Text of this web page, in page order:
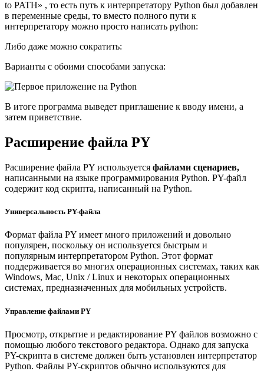
to PATH» , то есть путь к интерпретатору Python был добавлен
в переменные среды, то вместо полного пути к
интерпретатору можно просто написать python:
Либо даже можно сократить:
Варианты с обоими способами запуска:
В итоге программа выведет приглашение к вводу имени, а
затем приветствие.
Расширение файла PY
Расширение файла PY используется файлами сценариев,
написанными на языке программирования Python. PY-файл
содержит код скрипта, написанный на Python.
Универсальность PY-файла
Формат файла PY имеет много приложений и довольно
популярен, поскольку он используется быстрым и
популярным интерпретатором Python. Этот формат
поддерживается во многих операционных системах, таких как
Windows, Mac, Unix / Linux и некоторых операционных
системах, предназначенных для мобильных устройств.
Управление файлами PY
Просмотр, открытие и редактирование PY файлов возможно с
помощью любого текстового редактора. Однако для запуска
PY-скрипта в системе должен быть установлен интерпретатор
Python. Файлы PY-скриптов обычно используются для